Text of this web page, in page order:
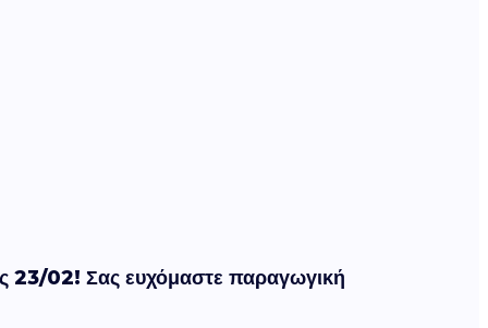
23/02! Σας ευχόμαστε παραγωγική